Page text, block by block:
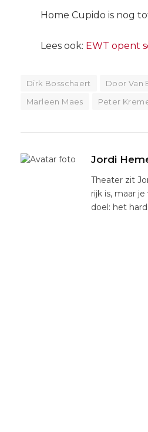
Home Cupido is nog
Lees ook: EWT opent
Dirk Bosschaert Door Van
Marleen Maes
Peter
Jordi
Theater zit
rijk is, maar
doel: het